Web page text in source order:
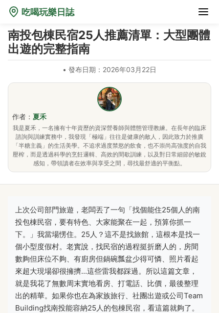
吃喝玩樂日誌
南投包棟民宿25人推薦清單：大型團體
出遊的完整指南
• 發布日期：2026年03月22日
作者： 夏禾
我是夏禾，一名擁有十年資歷的資深營養師與體態管理教練。在長年的臨床
諮詢與訓練實務中，我發現「極端」往往是健康的敵人，因此致力於推廣
「半糖主義」的生活美學。不追求過度禁慾的飲食，也不崇尚高強度的自我
壓榨，而是透過科學的烹飪邏輯、高效的間歇訓練，以及對日常細節的敏銳
感知，帶領讀者在效率與享受之間，尋找最舒適的平衡點。
上次公司部門旅遊，老闆丟了一句「找個能住25個人的南
投包棟民宿，要有特色、大家能聚在一起，預算你抓一
下。」我當場愣住。25人？這不是找旅館，這根本是找一
個小型度假村。老實說，找民宿的過程挺折磨人的，房間
數夠但床位不夠、有廚房但鍋碗瓢盆少得可憐、照片看起
來超大現場卻很擁擠...這些雷我都踩過。所以這篇文章，
就是我花了無數周末實地看房、打電話、比價，最後整理
出的精華。如果你也在為家族旅行、社團出遊或公司Team
Building找南投能容納25人的包棟民宿，看這篇就夠了。